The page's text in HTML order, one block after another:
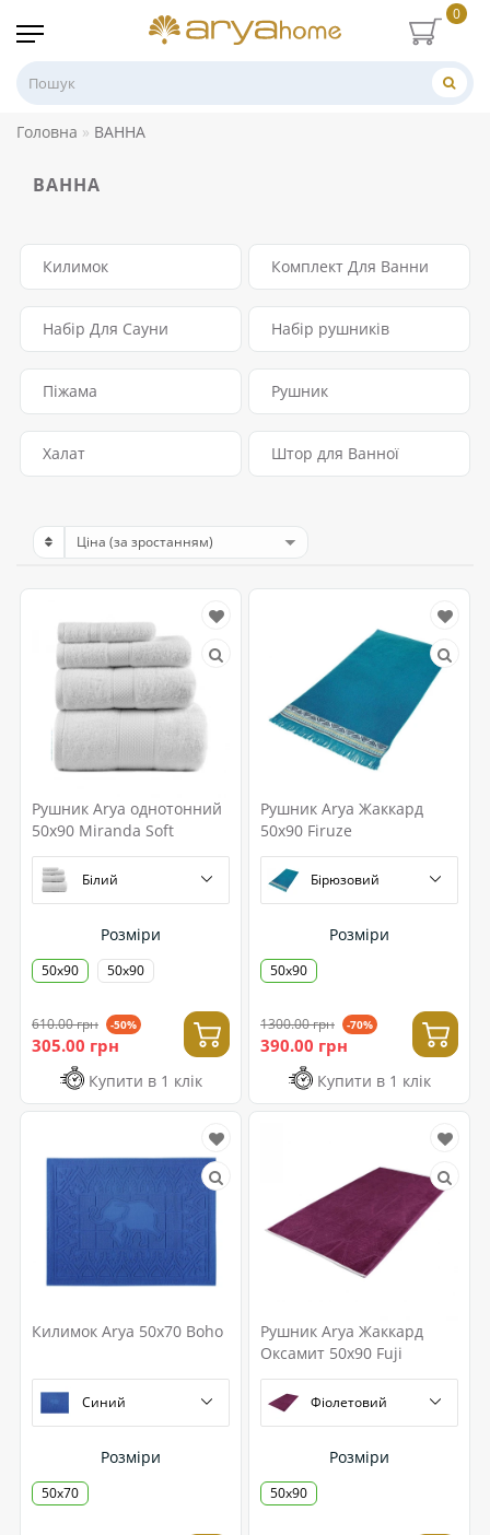
0
Головна ВАННА
ВАННА
Килимок Комплект Для Ванни
Набір Для Сауни Набір рушників
Піжама Рушник
Халат Штор для Ванної
Рушник Arya однотонний
50x90 Miranda Soft
Білий
Розміри
50х90 50x90
610.00 грн -50%
305.00 грн
Купити в 1 клік
Рушник Arya Жаккард
50x90 Firuze
Бірюзовий
Розміри
50х90
1300.00 грн -70%
390.00 грн
Купити в 1 клік
Килимок Arya 50x70 Boho
Синий
Розміри
50х70
Рушник Arya Жаккард
Оксамит 50x90 Fuji
Фіолетовий
Розміри
50х90